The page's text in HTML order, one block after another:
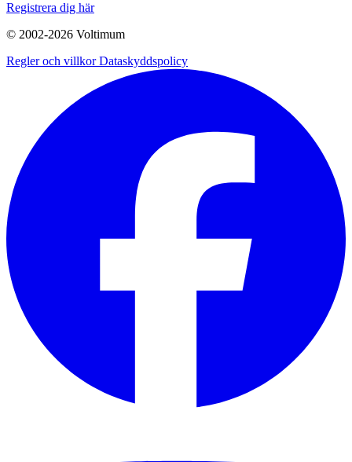
Registrera dig här
© 2002-2026 Voltimum
Regler och villkorDataskyddspolicy